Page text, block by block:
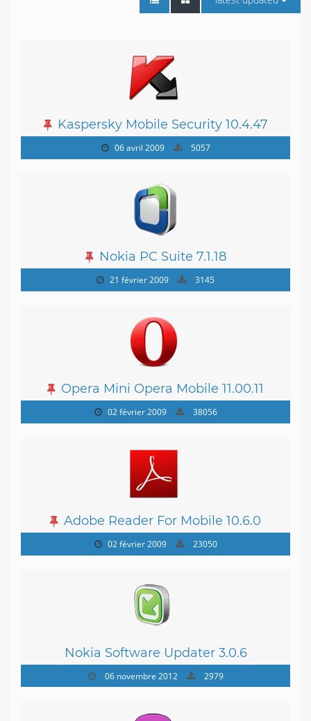
Kaspersky Mobile Security 10.4.47
06 avril 2009 5057
Nokia PC Suite 7.1.18
21 février 2009 3145
Opera Mini Opera Mobile 11.00.11
02 février 2009 38056
Adobe Reader For Mobile 10.6.0
02 février 2009 23050
Nokia Software Updater 3.0.6
06 novembre 2012 2979